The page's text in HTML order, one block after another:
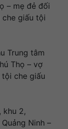
– mẹ đẻ đối
giấu tội
Trung tâm
Thọ – vợ
che giấu
khu 2,
Ninh –